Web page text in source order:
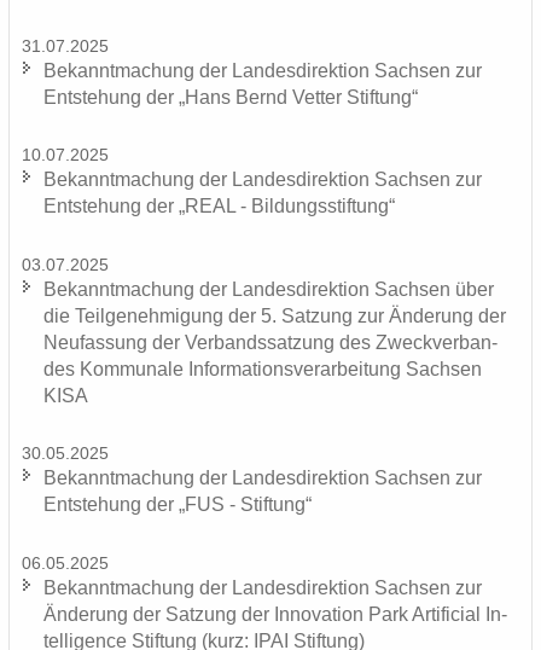
31.07.2025
Be­kannt­ma­chung der Lan­des­di­rek­ti­on Sach­sen zur
Ent­ste­hung der „Hans Bernd Vet­ter Stif­tung“
10.07.2025
Be­kannt­ma­chung der Lan­des­di­rek­ti­on Sach­sen zur
Ent­ste­hung der „REAL - Bil­dungs­stif­tung“
03.07.2025
Be­kannt­ma­chung der Lan­des­di­rek­ti­on Sach­sen über
die Teil­ge­neh­mi­gung der 5. Sat­zung zur Än­de­rung der
Neu­fas­sung der Ver­bands­sat­zung des Zweck­ver­ban­
des Kom­mu­na­le In­for­ma­ti­ons­ver­ar­bei­tung Sach­sen
KISA
30.05.2025
Be­kannt­ma­chung der Lan­des­di­rek­ti­on Sach­sen zur
Ent­ste­hung der „FUS - Stif­tung“
06.05.2025
Be­kannt­ma­chung der Lan­des­di­rek­ti­on Sach­sen zur
Än­de­rung der Sat­zung der In­no­va­ti­on Park Ar­ti­fi­ci­al In­
tel­li­gence Stif­tung (kurz: IPAI Stif­tung)